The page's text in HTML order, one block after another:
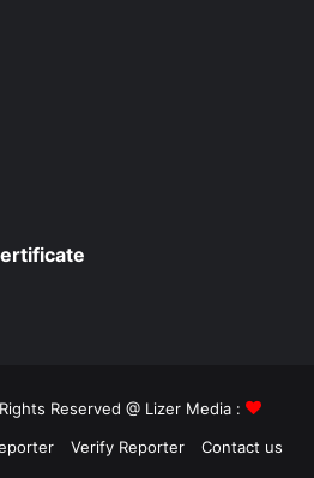
Reserved @ Lizer Media :
Verify Reporter Contact us